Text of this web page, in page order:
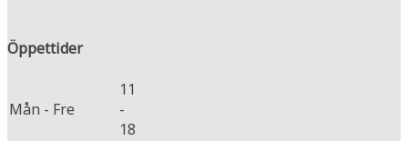
Öppettider
Mån - Fre
11
-
18